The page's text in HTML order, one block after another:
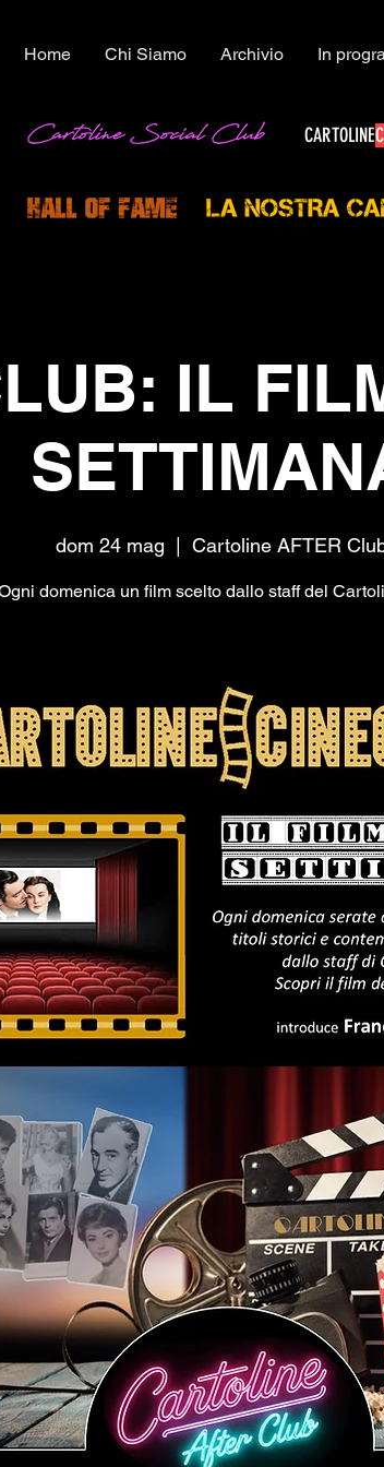
Home Chi Siamo Archivio In
CARTOLINE
IL
dom 24 mag
  |
Cartoline AFTER
domenica un film scelto dallo staff del